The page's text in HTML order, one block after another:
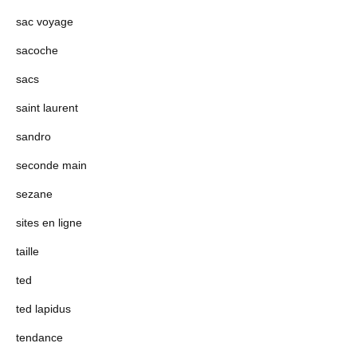
sac voyage
sacoche
sacs
saint laurent
sandro
seconde main
sezane
sites en ligne
taille
ted
ted lapidus
tendance